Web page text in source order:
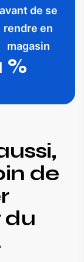
avant de se
rendre en
magasin
%
de
du